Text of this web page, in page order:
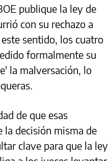
publique la ley de
con su rechazo a
sentido, los cuatro
formalmente su
la malversación, lo
de que esas
la decisión misma de
clave para que la ley